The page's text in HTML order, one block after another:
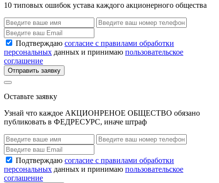
10 типовых ошибок устава каждого акционерного общества
Подтверждаю согласие с правилами обработки
персональных данных и принимаю пользовательское
соглашение
Отправить заявку
Оставьте заявку
Узнай что каждое АКЦИОНРЕНОЕ ОБЩЕСТВО обязано
публиковать в ФЕДРЕСУРС, иначе штраф
Подтверждаю согласие с правилами обработки
персональных данных и принимаю пользовательское
соглашение